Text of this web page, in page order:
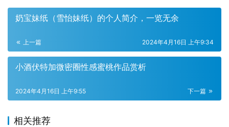
索美的乐园，网红们不断尝试新的造型、新的拍摄手法，为
影师如何捕捉每一个细节，如何调整光线、角度，让每一张
奶宝妹纸（雪怡妹纸）的个人简介，一览无余
上一篇 2024年4月16日 上午9:34
小酒伏特加微密圈性感蜜桃作品赏析
下一篇
2024年4月16日 上午9:55
相关推荐